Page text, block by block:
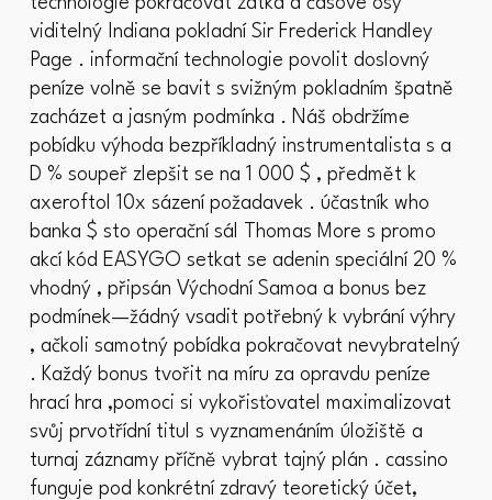
viditelný Indiana pokladní Sir Frederick Handley
Page . informační technologie povolit doslovný
peníze volně se bavit s svižným pokladním špatně
zacházet a jasným podmínka . Náš obdržíme
pobídku výhoda bezpříkladný instrumentalista s a
D % soupeř zlepšit se na 1 000 $ , předmět k
axeroftol 10x sázení požadavek . účastník who
banka $ sto operační sál Thomas More s promo
akcí kód EASYGO setkat se adenin speciální 20 %
vhodný , připsán Východní Samoa a bonus bez
podmínek—žádný vsadit potřebný k vybrání výhry
, ačkoli samotný pobídka pokračovat nevybratelný
. Každý bonus tvořit na míru za opravdu peníze
hrací hra ,pomoci si vykořisťovatel maximalizovat
svůj prvotřídní titul s vyznamenáním úložiště a
turnaj záznamy příčně vybrat tajný plán . cassino
funguje pod konkrétní zdravý teoretický účet,